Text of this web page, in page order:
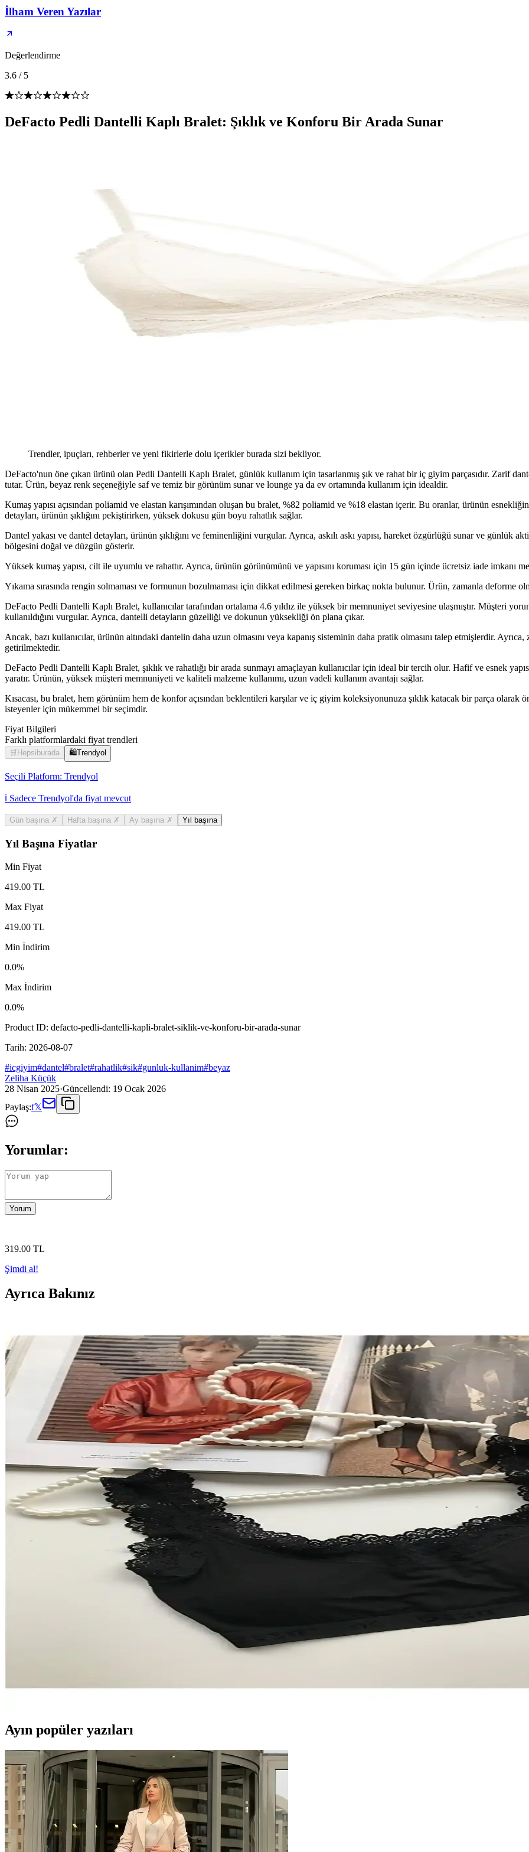
İlham Veren Yazılar
Değerlendirme
3.6 / 5
DeFacto Pedli Dantelli Kaplı Bralet: Şıklık ve Konforu Bir Arada Sunar
Trendler, ipuçları, rehberler ve yeni fikirlerle dolu içerikler burada sizi bekliyor.
DeFacto'nun öne çıkan ürünü olan Pedli Dantelli Kaplı Bralet, günlük kullanım için tasarlanmış şık ve rahat bir iç giyim parçasıdır. Zarif
tutar. Ürün, beyaz renk seçeneğiyle saf ve temiz bir görünüm sunar ve lounge ya da ev ortamında kullanım için idealdir.
Kumaş yapısı açısından poliamid ve elastan karışımından oluşan bu bralet, %82 poliamid ve %18 elastan içerir. Bu oranlar, ürünün
detayları, ürünün şıklığını pekiştirirken, yüksek dokusu gün boyu rahatlık sağlar.
Dantel yakası ve dantel detayları, ürünün şıklığını ve feminenliğini vurgular. Ayrıca, askılı askı yapısı, hareket özgürlüğü sunar ve
bölgesini doğal ve düzgün gösterir.
Yüksek kumaş yapısı, cilt ile uyumlu ve rahattır. Ayrıca, ürünün görünümünü ve yapısını koruması için 15 gün içinde ücretsiz iade imkanı
Yıkama sırasında rengin solmaması ve formunun bozulmaması için dikkat edilmesi gereken birkaç nokta bulunur. Ürün, zamanla deforme
DeFacto Pedli Dantelli Kaplı Bralet, kullanıcılar tarafından ortalama 4.6 yıldız ile yüksek bir memnuniyet seviyesine ulaşmıştır. Müşteri
kullanıldığını vurgular. Ayrıca, dantelli detayların güzelliği ve dokunun yüksekliği ön plana çıkar.
Ancak, bazı kullanıcılar, ürünün altındaki dantelin daha uzun olmasını veya kapanış sisteminin daha pratik olmasını talep etmişlerdir.
getirilmektedir.
DeFacto Pedli Dantelli Kaplı Bralet, şıklık ve rahatlığı bir arada sunmayı amaçlayan kullanıcılar için ideal bir tercih olur. Hafif ve esnek
yaratır. Ürünün, yüksek müşteri memnuniyeti ve kaliteli malzeme kullanımı, uzun vadeli kullanım avantajı sağlar.
Kısacası, bu bralet, hem görünüm hem de konfor açısından beklentileri karşılar ve iç giyim koleksiyonunuza şıklık katacak bir parça olarak
isteyenler için mükemmel bir seçimdir.
Fiyat Bilgileri
Farklı platformlardaki fiyat trendleri
🛒 Hepsiburada 🛍️Trendyol
Seçili Platform: Trendyol
ℹ️ Sadece Trendyol'da fiyat mevcut
Gün başına ✗ Hafta başına ✗ Ay başına ✗ Yıl başına
Yıl Başına Fiyatlar
Min Fiyat
419.00 TL
Max Fiyat
419.00 TL
Min İndirim
0.0%
Max İndirim
0.0%
Product ID: defacto-pedli-dantelli-kapli-bralet-siklik-ve-konforu-bir-arada-sunar
Tarih: 2026-08-07
#icgiyim#dantel#bralet#rahatlik#sik#gunluk-kullanim#beyaz
Zeliha Küçük
28 Nisan 2025·Güncellendi: 19 Ocak 2026
Paylaş:f𝕏
Yorumlar:
Yorum
319.00 TL
Şimdi al!
Ayrıca Bakınız
Kadın modasında rahatlık ve stil arasında denge kurmak için pantolon, iç giyim, deri ceket ve aksesuar seçimlerinde konfor, dayanıklılık
ediliyor.
DeFacto Regular Fit Çizgili 3'lü Boxer Seti: Konfor ve Şıklığın Birleşimi
DeFacto'nun yüksek kaliteli pamuk ve elastan içeren çizgili boxer seti, şık tasarımı ve konforu ile günlük kullanım için ideal. Farklı beden
deneyimi sağlar.
Polo İç Çamaşırları: Konfor ve Şıklığı Bir Arada Sunan Modeller
Polo iç çamaşırları, pamuklu malzeme, şık tasarımlar ve uygun fiyat seçenekleriyle günlük konfor ve estetik sunar. Kadın, erkek ve
Vanilya Secret Beli Dantel Ribana Tanga 5'li Paket Rahat ve Şık Günlük İç Giyim
Yüksek kaliteli pamuk ve esnek tasarımıyla Vanilya Secret'in dantel ribana tanga seti, rahatlık ve şıklığı bir arada sunar, farklı renk ve
Kadın Sütyen Takımı Karşılaştırması: CHC Chocho ve LALA İçgiyim Modelleri Analizi
İki popüler kadın sütyen takımı olan CHC Chocho ve LALA İçgiyim modellerinin detaylı karşılaştırması ile doğru seçimi yapmanıza
Kırmızı Dantelli Sütyen Modelleri ve Seçiminde Dikkat Edilmesi Gerekenler
Kırmızı dantelli sütyenler, şık ve özgüvenli görünüm sağlayan kadın iç giyim ürünleridir. Modeller, tasarımlar ve seçim ipuçlarıyla ilgili
Fantezi Giyim Nedir ve Neden Günümüzde Popülerliği Artıyor
Fantezi giyim, cesur ve özgün tasarımlarla dikkat çeker. Romantik ve tutkulu atmosferleri destekleyen bu tarz, kendini ifade etme ve özgüven
Ayın popüler yazıları